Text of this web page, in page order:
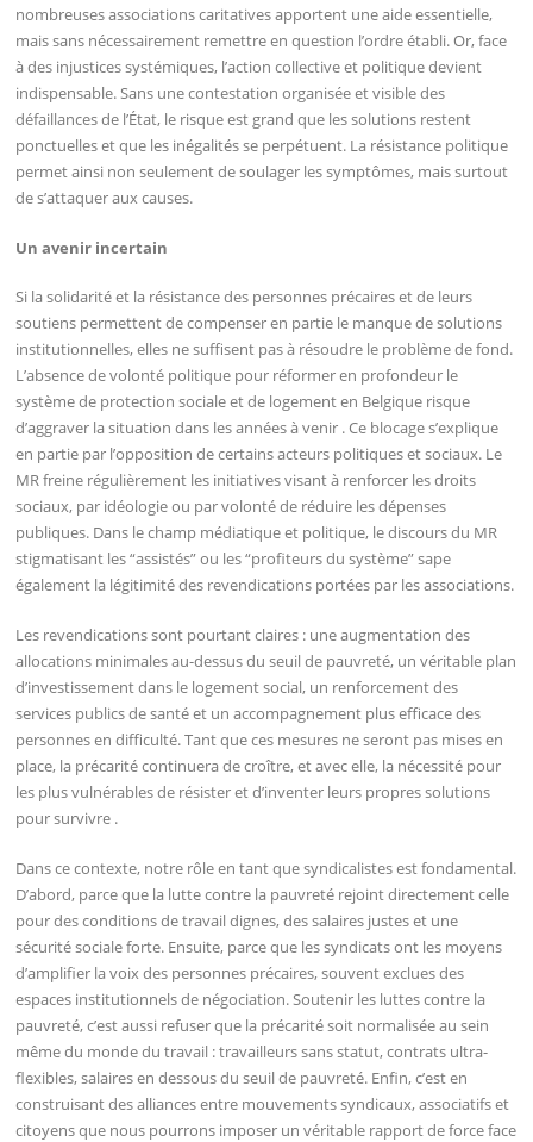
nombreuses associations caritatives apportent une aide essentielle,
mais sans nécessairement remettre en question l’ordre établi. Or, face
à des injustices systémiques, l’action collective et politique devient
indispensable. Sans une contestation organisée et visible des
défaillances de l’État, le risque est grand que les solutions restent
ponctuelles et que les inégalités se perpétuent. La résistance politique
permet ainsi non seulement de soulager les symptômes, mais surtout
de s’attaquer aux causes.
Un avenir incertain
Si la solidarité et la résistance des personnes précaires et de leurs
soutiens permettent de compenser en partie le manque de solutions
institutionnelles, elles ne suffisent pas à résoudre le problème de fond.
L’absence de volonté politique pour réformer en profondeur le
système de protection sociale et de logement en Belgique risque
d’aggraver la situation dans les années à venir . Ce blocage s’explique
en partie par l’opposition de certains acteurs politiques et sociaux. Le
MR freine régulièrement les initiatives visant à renforcer les droits
sociaux, par idéologie ou par volonté de réduire les dépenses
publiques. Dans le champ médiatique et politique, le discours du MR
stigmatisant les “assistés” ou les “profiteurs du système” sape
également la légitimité des revendications portées par les associations.
Les revendications sont pourtant claires : une augmentation des
allocations minimales au-dessus du seuil de pauvreté, un véritable plan
d’investissement dans le logement social, un renforcement des
services publics de santé et un accompagnement plus efficace des
personnes en difficulté. Tant que ces mesures ne seront pas mises en
place, la précarité continuera de croître, et avec elle, la nécessité pour
les plus vulnérables de résister et d’inventer leurs propres solutions
pour survivre .
Dans ce contexte, notre rôle en tant que syndicalistes est fondamental.
D’abord, parce que la lutte contre la pauvreté rejoint directement celle
pour des conditions de travail dignes, des salaires justes et une
sécurité sociale forte. Ensuite, parce que les syndicats ont les moyens
d’amplifier la voix des personnes précaires, souvent exclues des
espaces institutionnels de négociation. Soutenir les luttes contre la
pauvreté, c’est aussi refuser que la précarité soit normalisée au sein
même du monde du travail : travailleurs sans statut, contrats ultra-
flexibles, salaires en dessous du seuil de pauvreté. Enfin, c’est en
construisant des alliances entre mouvements syndicaux, associatifs et
citoyens que nous pourrons imposer un véritable rapport de force face